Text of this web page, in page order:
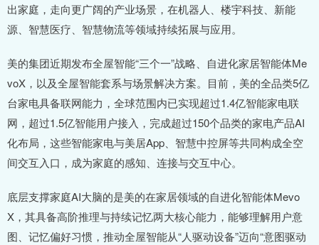
出家庭，走向更广阔的产业场景，在机器人、楼宇科技、新能
源、智慧医疗、智慧物流等领域持续拓展与应用。
美的集团近期发布全屋智能“三个一”战略、自进化家居智能体Me
voX，以及全屋智能套系与场景解决方案。目前，美的全品类5亿
台家电具备联网能力，全球范围内已实现超过1.4亿智能家电联
网，超过1.5亿智能用户接入，完成超过150个品类的家电产品AI
化布局，这些智能家电与美居App、智慧中控屏等共同构成全空
间交互入口，成为家庭的感知、连接与交互中心。
底层支撑家庭AI大脑的是美的在家居领域的自进化智能体Mevo
X，其具备高阶推理与持续记忆两大核心能力，能够理解用户意
图、记忆偏好习惯，推动全屋智能从“人驱动设备”迈向“意图驱动